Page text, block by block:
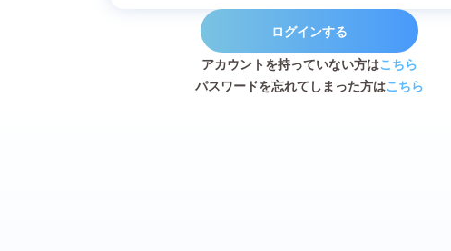
ログインする
アカウントを持っていない方はこちら
パスワードを忘れてしまった方はこちら